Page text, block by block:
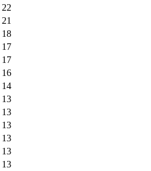
22
21
18
17
17
16
14
13
13
13
13
13
13